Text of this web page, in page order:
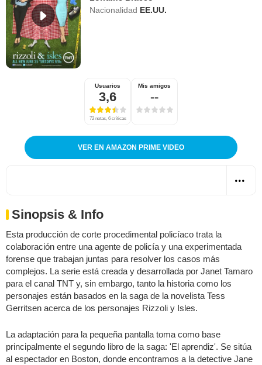
Nacionalidad EE.UU.
Usuarios
3,6
72 notas, 6 críticas
Mis amigos
--
VER EN AMAZON PRIME VIDEO
Sinopsis & Info
Esta producción de corte procedimental policíaco trata la
colaboración entre una agente de policía y una experimentada
forense que trabajan juntas para resolver los casos más
complejos. La serie está creada y desarrollada por Janet Tamaro
para el canal TNT y, sin embargo, tanto la historia como los
personajes están basados en la saga de la novelista Tess
Gerritsen acerca de los personajes Rizzoli y Isles.
La adaptación para la pequeña pantalla toma como base
principalmente el segundo libro de la saga: 'El aprendiz'. Se sitúa
al espectador en Boston, donde encontramos a la detective Jane